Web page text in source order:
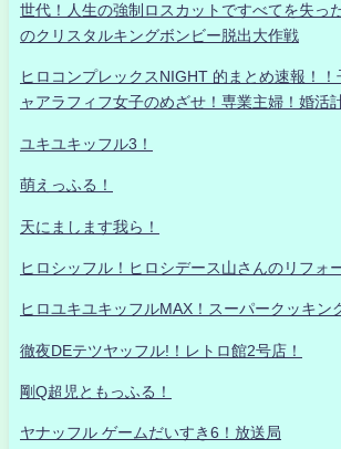
世代！人生の強制ロスカットですべてを失っ
のクリスタルキングボンビー脱出大作戦
ヒロコンプレックスNIGHT 的まとめ速報！
ャアラフィフ女子のめざせ！専業主婦！婚活
ユキユキッフル3！
萌えっふる！
天にまします我ら！
ヒロシッフル！ヒロシデース山さんのリフォ
ヒロユキユキッフルMAX！スーパークッキン
徹夜DEテツヤッフル!！レトロ館2号店！
剛Q超児ともっふる！
ヤナッフル ゲームだいすき6！放送局